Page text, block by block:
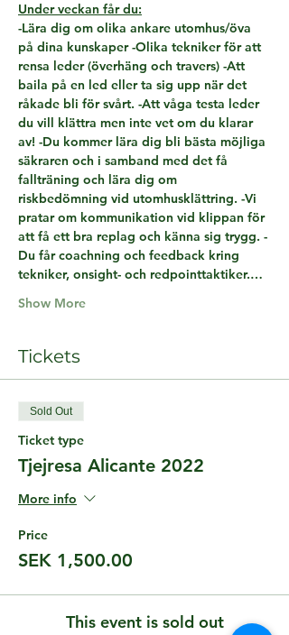
Under veckan får du:
-Lära dig om olika ankare utomhus/öva
på dina kunskaper -Olika tekniker för att
rensa leder (överhäng och travers) -Att
baila på en led eller ta sig upp när det
råkade bli för svårt. -Att våga testa leder
du vill klättra men inte vet om du klarar
av! -Du kommer lära dig bli bästa möjliga
säkraren och i samband med det få
fallträning och lära dig om
riskbedömning vid utomhusklättring. -Vi
pratar om kommunikation vid klippan för
att få ett bra replag och känna sig trygg. -
Du får coachning och feedback kring
tekniker, onsight- och redpointtaktiker.…
Show More
Tickets
Sold Out
Ticket type
Tjejresa Alicante 2022
More info
Price
SEK 1,500.00
This event is sold out